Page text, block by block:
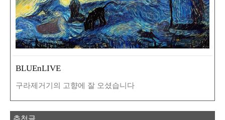
BLUEnLIVE
구라제거기의 고향에 잘 오셨습니다